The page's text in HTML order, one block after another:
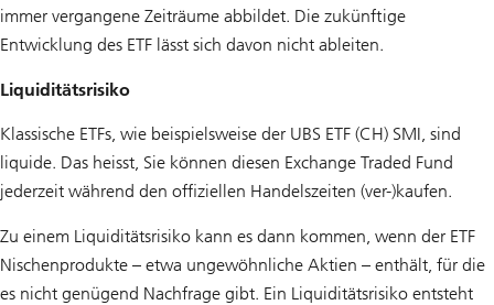
immer vergangene Zeiträume abbildet. Die zukünftige
Entwicklung des ETF lässt sich davon nicht ableiten.
Liquiditätsrisiko
Klassische ETFs, wie beispielsweise der UBS ETF (CH) SMI, sind
liquide. Das heisst, Sie können diesen Exchange Traded Fund
jederzeit während den offiziellen Handelszeiten (ver-)kaufen.
Zu einem Liquiditätsrisiko kann es dann kommen, wenn der ETF
Nischenprodukte – etwa ungewöhnliche Aktien – enthält, für die
es nicht genügend Nachfrage gibt. Ein Liquiditätsrisiko entsteht